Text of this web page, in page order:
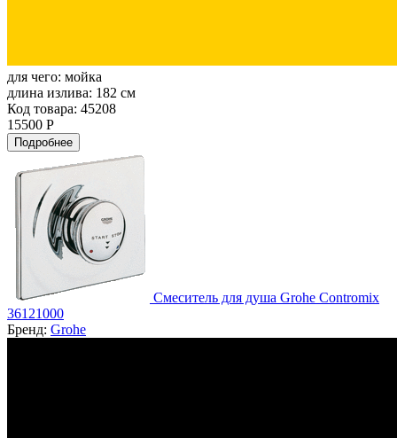
для чего: мойка
длина излива: 182 см
Код товара: 45208
15500 Р
Подробнее
Смеситель для душа Grohe Contromix
36121000
Бренд: Grohe